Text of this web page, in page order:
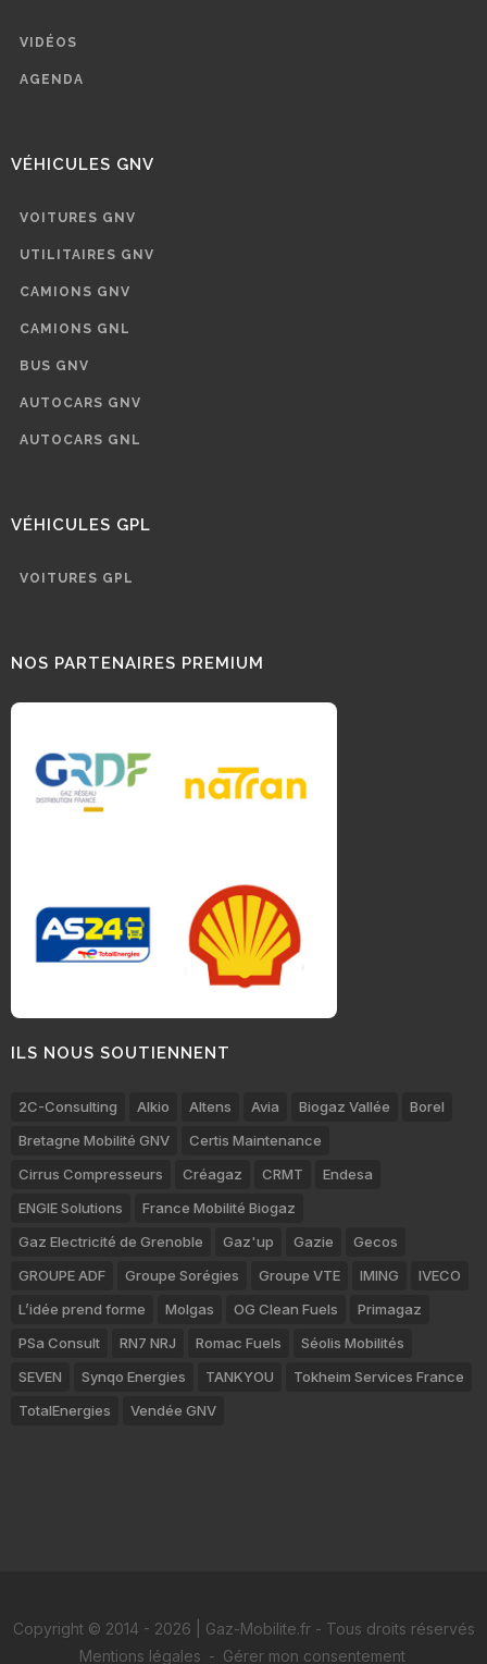
VIDÉOS
AGENDA
VÉHICULES GNV
VOITURES GNV
UTILITAIRES GNV
CAMIONS GNV
CAMIONS GNL
BUS GNV
AUTOCARS GNV
AUTOCARS GNL
VÉHICULES GPL
VOITURES GPL
NOS PARTENAIRES PREMIUM
ILS NOUS SOUTIENNENT
2C-Consulting Alkio Altens Avia Biogaz Vallée
Borel
Bretagne Mobilité GNV
Certis Maintenance
Cirrus Compresseurs
Créagaz CRMT
Endesa
ENGIE Solutions
France Mobilité Biogaz
Gaz Electricité de Grenoble
Gaz'up Gazie
Gecos
GROUPE ADF
Groupe Sorégies Groupe VTE IMING
IVECO
L’idée prend forme
Molgas OG Clean Fuels
Primagaz
PSa Consult
RN7 NRJ Romac Fuels
Séolis Mobilités
SEVEN
Synqo Energies TANKYOU
Tokheim Services France
TotalEnergies
Vendée GNV
Copyright © 2014 - 2026 | Gaz-Mobilite.fr - Tous droits réservés
Mentions légales - Gérer mon consentement